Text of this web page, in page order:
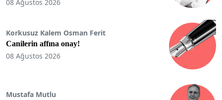
08 Ağustos 2026
Korkusuz Kalem Osman Ferit
Canilerin affına onay!
08 Ağustos 2026
Mustafa Mutlu